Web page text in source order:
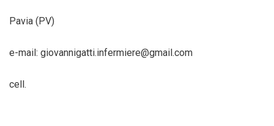
Pavia (PV)
e-mail: giovannigatti.infermiere@gmail.com
cell.